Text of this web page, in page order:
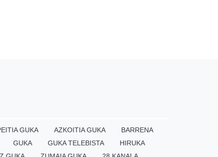
GUKA AZKOITIA GUKA
BARRENA
GUKA GUKA TELEBISTA
HIRUKA